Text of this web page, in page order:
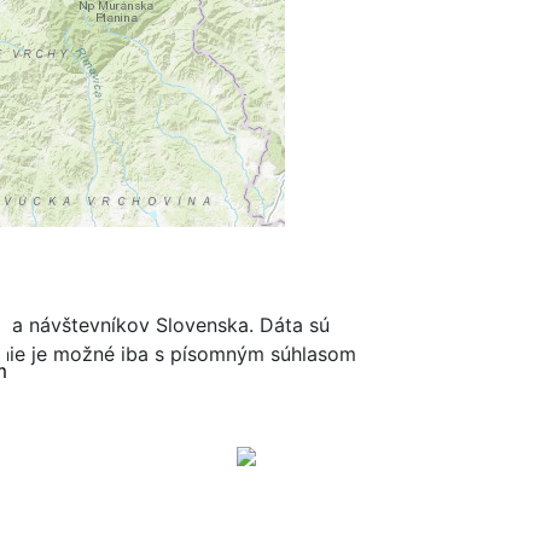
návštevníkov Slovenska. Dáta sú
je možné iba s písomným súhlasom